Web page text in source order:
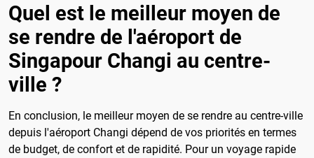
Quel est le meilleur moyen de
se rendre de l'aéroport de
Singapour Changi au centre-
ville ?
En conclusion, le meilleur moyen de se rendre au centre-ville
depuis l'aéroport Changi dépend de vos priorités en termes
de budget, de confort et de rapidité. Pour un voyage rapide